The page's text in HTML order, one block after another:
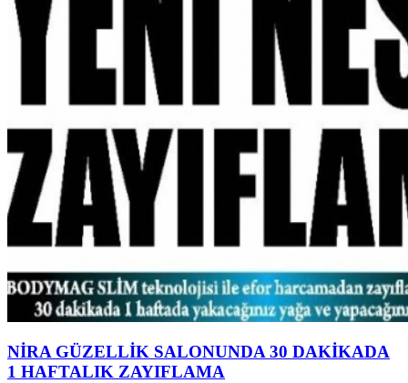
NİRA GÜZELLİK SALONUNDA 30 DAKİKADA
1 HAFTALIK ZAYIFLAMA